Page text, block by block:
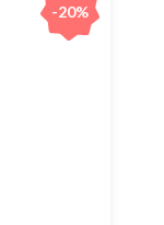
-20%